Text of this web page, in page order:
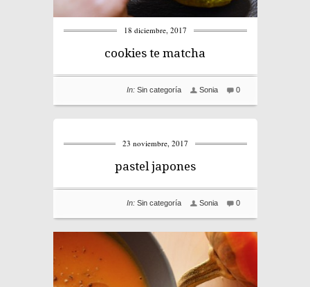
18 diciembre, 2017
cookies te matcha
0
Sonia
In: Sin categoría
23 noviembre, 2017
pastel japones
0
Sonia
In: Sin categoría